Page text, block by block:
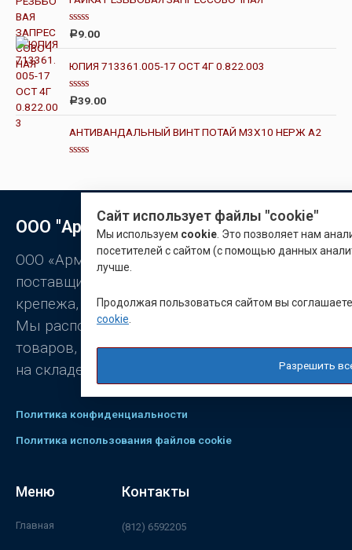
к
а
0
и
з
О
н
к
а
0
и
з
Р9.00
ЮПИЯ 713361.005-17 ОСТ 4Г 0.822.003
О
е
н
к
а
5
Р39.00
АНТИВАНДАЛЬНЫЙ ВИНТ ПОТАЙ М3Х10 НЕРЖ А2
0
и
5
ООО "Арматон"
ООО «Арматон» является оптовым
поставщиком заклёпок, промышленного
крепежа, станочной оснастки.
Мы располагаем широким ассортиментом
товаров, постоянно присутствующих
на складе.
Политика конфиденциальности
Политика использования файлов cookie
Меню
Главная
Контакты
(812) 6592205
Сайт использует файлы "cookie"
Мы используем cookie . Это позволяет нам
посетителей с сайтом (с помощью данных
лучше.
Продолжая пользоваться сайтом вы
cookie
Разрешить